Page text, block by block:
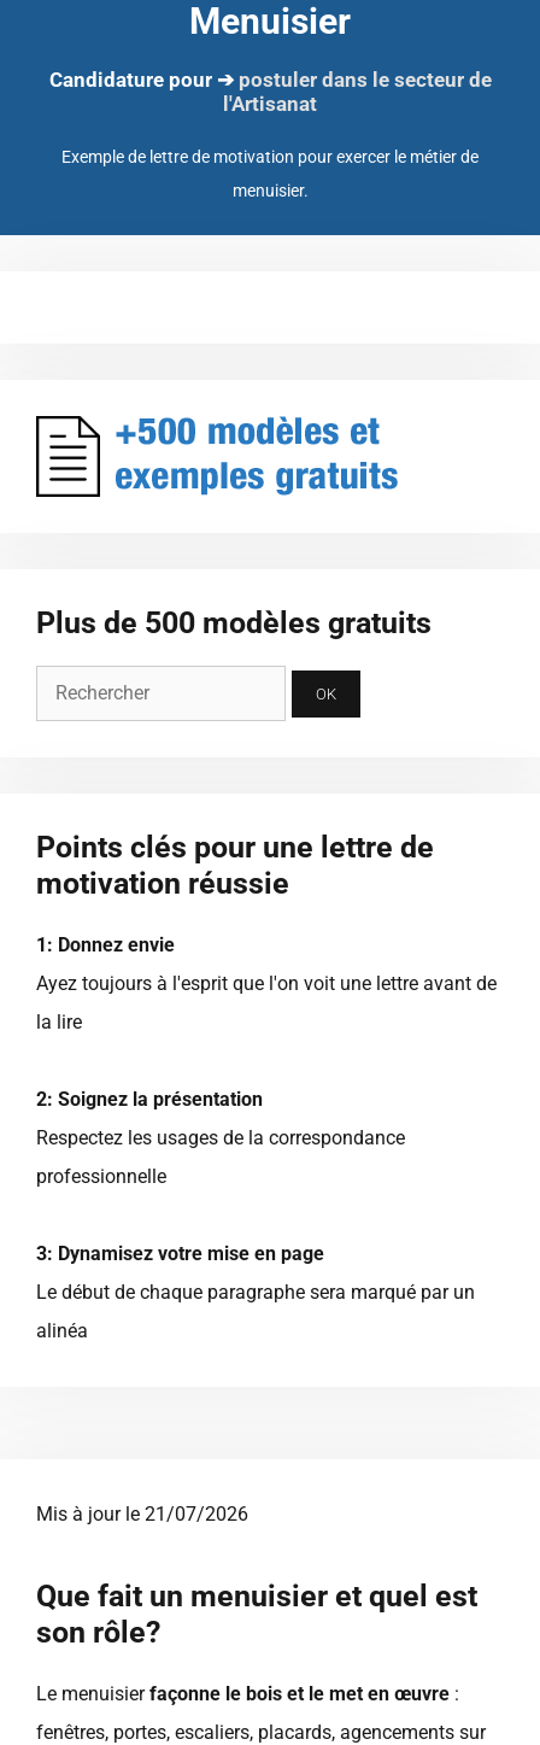
Menuisier
Candidature pour ➔ postuler dans le secteur de
l'Artisanat
Exemple de lettre de motivation pour exercer le métier de
menuisier.
Mis à jour le 21/07/2026
Que fait un menuisier et quel est
son rôle?
Le menuisierfaçonne le bois et le met en œuvre :
fenêtres, portes, escaliers, placards, agencements sur
Plus de 500 modèles gratuits
Points clés pour une lettre de
motivation réussie
1: Donnez envie
Ayez toujours à l'esprit que l'on voit une lettre avant de
la lire
2: Soignez la présentation
Respectez les usages de la correspondance
professionnelle
3: Dynamisez votre mise en page
Le début de chaque paragraphe sera marqué par un
alinéa